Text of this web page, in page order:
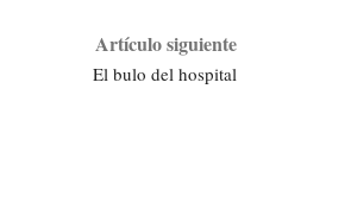
Artículo siguiente
El bulo del hospital